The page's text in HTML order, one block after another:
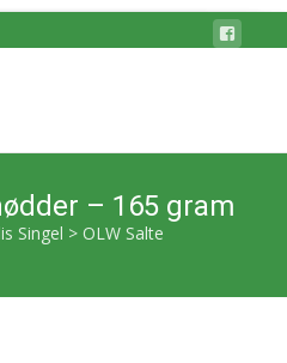
– 165 gram
Singel > OLW Salte